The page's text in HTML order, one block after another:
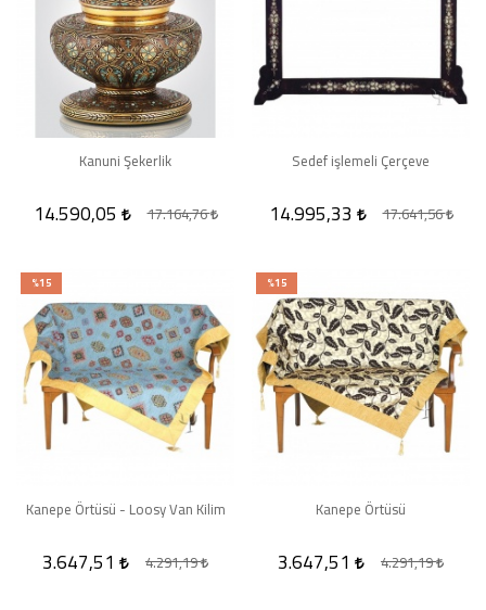
Kanuni Şekerlik
14.590,05 17.164,76
Sedef işlemeli Çerçeve
14.995,33 17.641,56
Kanepe Örtüsü - Loosy Van Kilim
%15
3.647,51 4.291,19
Kanepe Örtüsü
%15
3.647,51 4.291,19